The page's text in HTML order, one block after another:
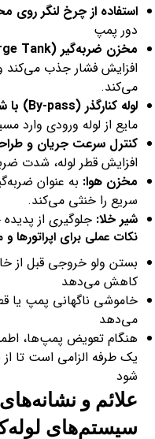
استفاده از چرخ لنگر روی
دور پمپ
مخزن ضربه‌گیر (Surge Tank):
افزایش فشار جذب می‌کند
می‌کند.
لوله کنارگذر (By-pass) با شیر یک طرفه:
مایع از لوله ورودی وارد
کنترل سرعت جریان و
افزایش قطر لوله، شدت
مخزن هوا: به عنوان
سریع را خنثی می‌کند.
شیر خلا: جلوگیری از
نکات عملی برای اپراتورها
بستن ولو خروجی قبل از
کاهش می‌دهد
خاموشی ناگهانی پمپ یا
می‌دهد
هنگام تعویض پمپ‌ها،
یک طرفه الزامی است تا
شود
علائم و
سیستم‌های